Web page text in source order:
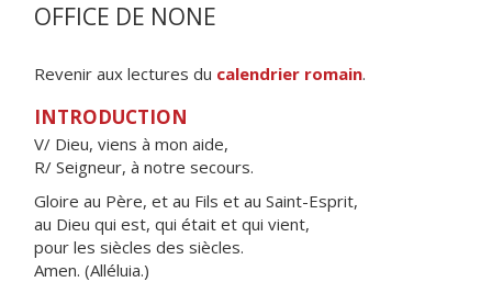
OFFICE DE NONE
Revenir aux lectures du calendrier romain.
INTRODUCTION
V/ Dieu, viens à mon aide,
R/ Seigneur, à notre secours.
Gloire au Père, et au Fils et au Saint-Esprit,
au Dieu qui est, qui était et qui vient,
pour les siècles des siècles.
Amen. (Alléluia.)